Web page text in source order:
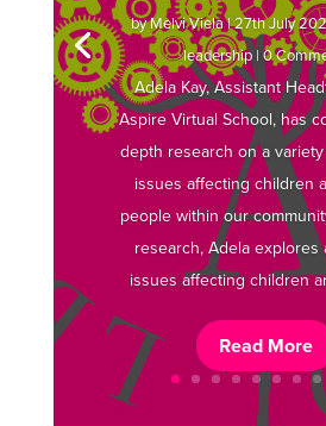
byMelvi Viela|27th July
leadership| 0
Adela Kay, Assistant
Aspire Virtual School, has
depth research on a
issues affecting children
people within our
research, Adela explores
issues affecting children
Read More